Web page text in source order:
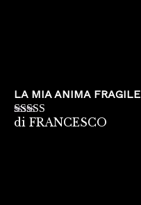
LA MIA ANIMA FRAGILE
Valutato5su
di FRANCESCO